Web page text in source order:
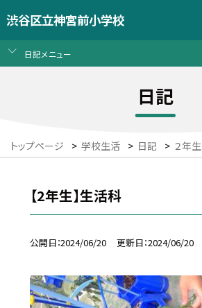
渋谷区立神宮前小学校
日記メニュー
日記
トップページ > 学校生活 > 日記 > ２年生
【2年生】生活科
公開日 2024/06/20 更新日 2024/06/20